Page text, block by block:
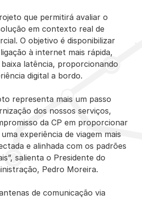
que permitirá avaliar o
em contexto real de
O objetivo é disponibilizar
à internet mais rápida,
baixa latência, proporcionando
digital a bordo.
representa mais um passo
dos nossos serviços,
da CP em proporcionar
experiência de viagem mais
e alinhada com os padrões
salienta o Presidente do
Pedro Moreira.
de comunicação via